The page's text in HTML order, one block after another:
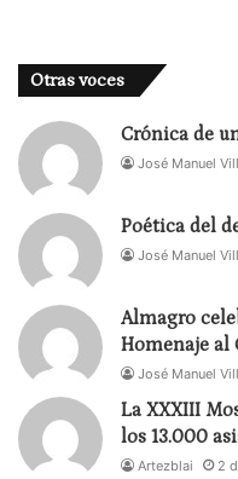
Otras voces
Crónica de
José Manuel
Poética del
José Manuel
Almagro
Homenaje al
José Manuel
La XXXIII
los 13.000
Artezblai 2